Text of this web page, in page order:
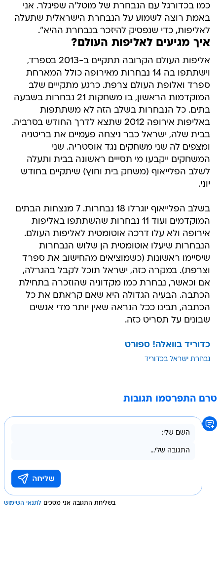
כמו בכדורגל עם הנבחרת של מוטל'ה שפיגלר. אני
באמת רוצה לשמוע על הנבחרת הישראלית שתעלה
לאליפות, כדי שנפסיק להיזכר בנבחרת ההיא".
איך מגיעים לאליפות העולם?
אליפות העולם הקרובה תתקיים ב-2013 בספרד,
וישתתפו בה 14 נבחרות מאירופה כולל המארחת
ספרד ואלופת העולם צרפת. כרגע מתקייים שלב
המוקדמות הראשון, בו משחקות 21 נבחרות בשבעה
בתים. כל הנבחרות בשלב הזה לא משתתפות
באליפות אירופה 2012 שתצא לדרך החודש בסרביה.
בבית שלה, ישראל כבר ניצחה פעמיים את בריטניה
ומצפים לה שני משחקים נגד אוסטריה. שני
המשחקים ייקבעו מי תסייים ראשונה בבית ותעלה
לשלב הפלייאוף (משחק בית וחוץ) שיתקיים בחודש
יוני.
בשלב הפלייאוף יוגרלו 18 נבחרות. 7 מנצחות הבתים
המוקדמים ועוד 11 נבחרות שהשתתפו באליפות
אירופה ולא עלו דרכה אוטומטית לאליפות העולם.
הנבחרות שיעלו אוטומטית הן שלוש הנבחרות
שיסיימו ראשונות (כשמוציאים מהחישוב את ספרד
וצרפת). במקרה כזה, ישראל תוכל לקבל בהגרלה,
אם וכאשר, נבחרת כמו מקדוניה שהוזכרה בתחילת
הכתבה. הבעיה הגדולה היא שאם קראתם את כל
הכתבה, תבינו ככל הנראה שאין יותר מדי אנשים
שבונים על תסריט כזה.
כדוריד בוואלה! ספורט
נבחרת ישראל בכדוריד
טרם התפרסמו תגובות
בשליחת התגובה אני מסכים לתנאי השימוש